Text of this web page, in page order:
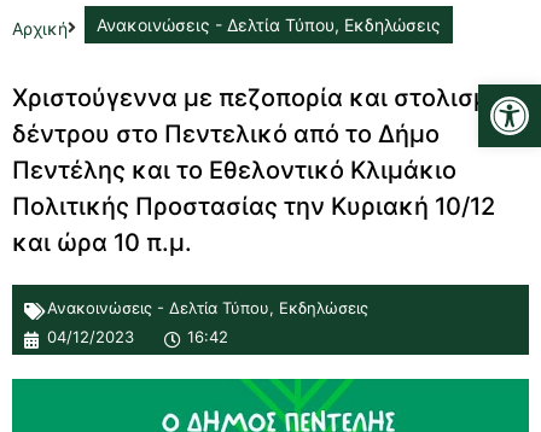
Αρχική Ανακοινώσεις - Δελτία Τύπου, Εκδηλώσεις
Χριστούγεννα με πεζοπορία και στολισμό
δέντρου στο Πεντελικό από το Δήμο
Πεντέλης και το Εθελοντικό Κλιμάκιο
Πολιτικής Προστασίας την Κυριακή 10/12
και ώρα 10 π.μ.
Ανακοινώσεις - Δελτία Τύπου, Εκδηλώσεις
04/12/2023
16:42